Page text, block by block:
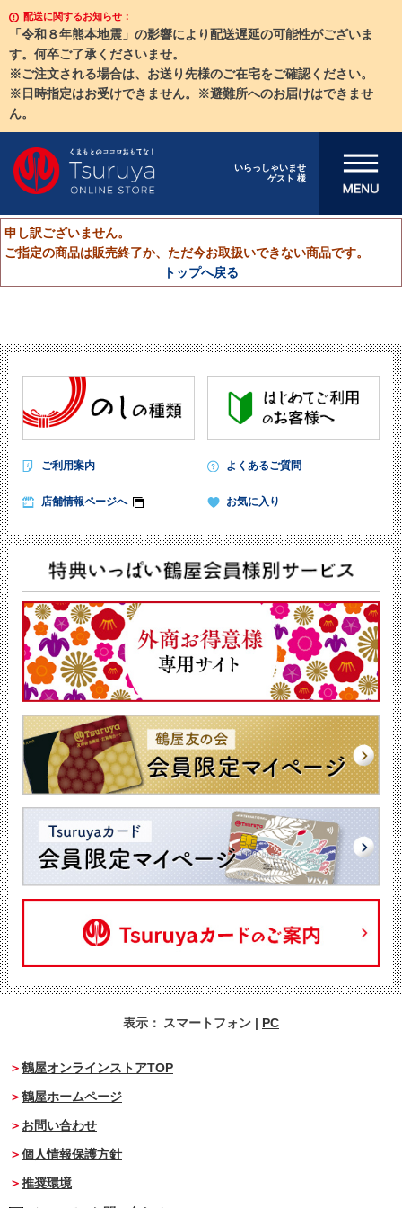
配送に関するお知らせ：
「令和８年熊本地震」の影響により配送遅延の可能性がございま
す。何卒ご了承くださいませ。
※ご注文される場合は、お送り先様のご在宅をご確認ください。
※日時指定はお受けできません。※避難所へのお届けはできませ
ん。
いらっしゃいませ
ゲスト 様
メニューを開
申し訳ございません。
ご指定の商品は販売終了か、ただ今お取扱いできない商品です。
トップへ戻る
ご利用案内 よくあるご質問
店舗情報ページへ お気に入り
表示： スマートフォン | PC
鶴屋オンラインストアTOP
鶴屋ホームページ
お問い合わせ
個人情報保護方針
推奨環境